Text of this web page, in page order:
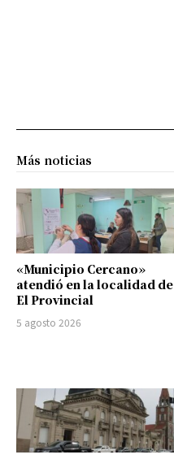
Más noticias
«Municipio Cercano»
atendió en la localidad de
El Provincial
5 agosto 2026